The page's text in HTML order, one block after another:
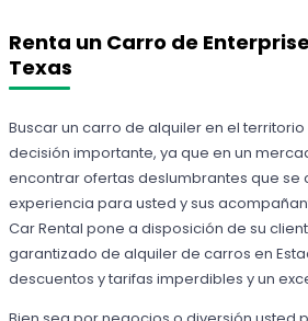
Renta un Carro de
Texas
Buscar un carro de alquiler en el
decisión importante, ya que en un
encontrar ofertas deslumbrantes que se
experiencia para usted y sus
Car Rental pone a disposición de su
garantizado de alquiler de carros en
descuentos y tarifas imperdibles y un